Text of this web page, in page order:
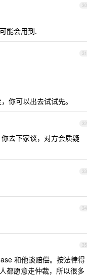
30
能会用到.
31
你可以出去试试先。
32
去下家谈，对方会质疑
33
34
35
和他谈赔偿。按法律得
都愿意走仲裁，所以很多